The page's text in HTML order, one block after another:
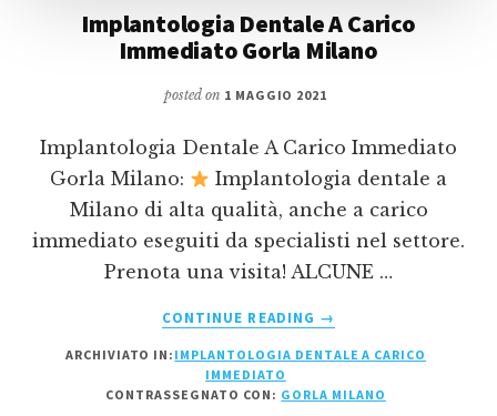
Implantologia Dentale A Carico
Immediato Gorla Milano
posted on 1 MAGGIO 2021
Implantologia Dentale A Carico Immediato
Gorla Milano:
Implantologia dentale a
Milano di alta qualità, anche a carico
immediato eseguiti da specialisti nel settore.
Prenota una visita! ALCUNE …
CONTINUE READING
INFOIMPLANTOLOGIA
A
→
ARCHIVIATO IN: IMPLANTOLOGIA DENTALE A CARICO
IMMEDIATO
CONTRASSEGNATO CON: GORLA MILANO